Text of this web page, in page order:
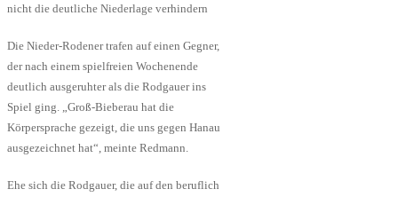
nicht die deutliche Niederlage verhindern
Die Nieder-Rodener trafen auf einen Gegner,
der nach einem spielfreien Wochenende
deutlich ausgeruhter als die Rodgauer ins
Spiel ging. „Groß-Bieberau hat die
Körpersprache gezeigt, die uns gegen Hanau
ausgezeichnet hat“, meinte Redmann.
Ehe sich die Rodgauer, die auf den beruflich